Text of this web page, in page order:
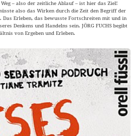
– also der zeitliche Ablauf – ist hier das Ziel!
also das Wirken durch die Zeit den Begriff der
Das Erleben, das bewusste Fortschreiten mit und in
Denkens und Handelns sein. JÖRG FUCHS begibt
von Ergeben und Erleben.